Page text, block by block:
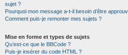
sujet ?
Pourquoi mon message a-t-il besoin d’être
Comment puis-je remonter mes sujets ?
Mise en forme et types de sujets
Qu’est-ce que le BBCode ?
Puis-je insérer du code HTML ?